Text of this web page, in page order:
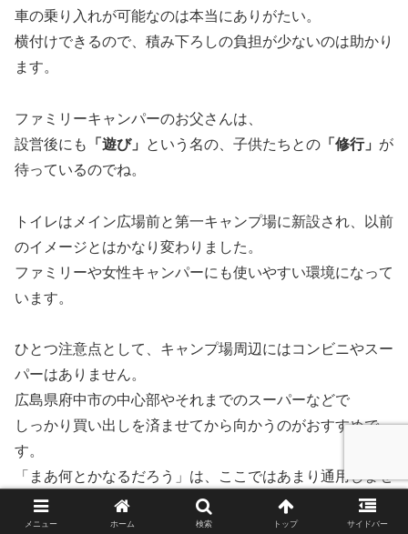
車の乗り入れが可能なのは本当にありがたい。
横付けできるので、積み下ろしの負担が少ないのは助かり
ます。
ファミリーキャンパーのお父さんは、
設営後にも
「遊び」 という名の、子供たちとの 「修行」 が
待っているのでね。
トイレはメイン広場前と第一キャンプ場に新設され、以前
のイメージとはかなり変わりました。
ファミリーや女性キャンパーにも使いやすい環境になって
います。
ひとつ注意点として、キャンプ場周辺にはコンビニやスー
パーはありません。
広島県府中市の中心部やそれまでのスーパーなどで
しっかり買い出しを済ませてから向かうのがおすすめで
す。
「まあ何とかなるだろう」は、ここではあまり通用しませ
ん。
メニュー ホーム 検索 トップ サイドバー